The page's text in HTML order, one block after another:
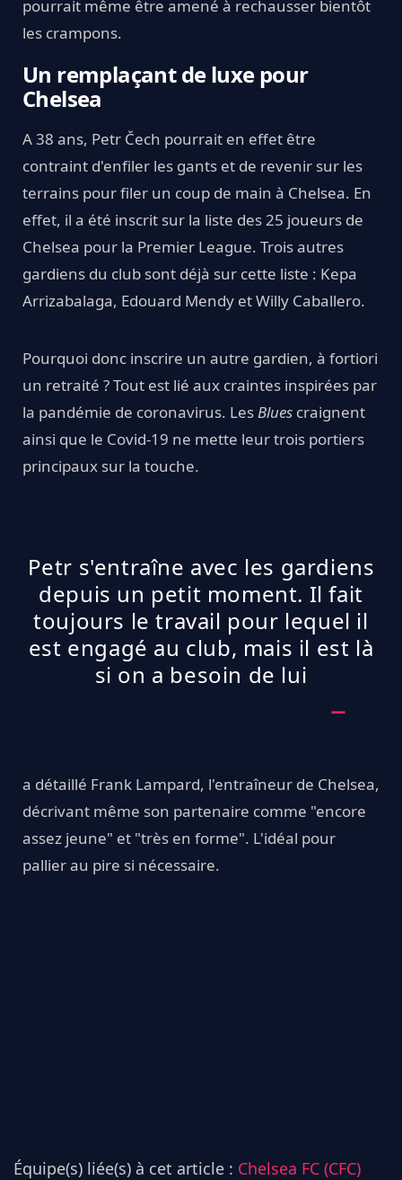
pourrait même être amené à rechausser bientôt
les crampons.
Un remplaçant de luxe pour
Chelsea
A 38 ans, Petr Čech pourrait en effet être
contraint d'enfiler les gants et de revenir sur les
terrains pour filer un coup de main à Chelsea. En
effet, il a été inscrit sur la liste des 25 joueurs de
Chelsea pour la Premier League. Trois autres
gardiens du club sont déjà sur cette liste : Kepa
Arrizabalaga, Edouard Mendy et Willy Caballero.
Pourquoi donc inscrire un autre gardien, à fortiori
un retraité ? Tout est lié aux craintes inspirées par
la pandémie de coronavirus. Les Blues craignent
ainsi que le Covid-19 ne mette leur trois portiers
principaux sur la touche.
Petr s'entraîne avec les gardiens
depuis un petit moment. Il fait
toujours le travail pour lequel il
est engagé au club, mais il est là
si on a besoin de lui
a détaillé Frank Lampard, l'entraîneur de Chelsea,
décrivant même son partenaire comme "encore
assez jeune" et "très en forme". L'idéal pour
pallier au pire si nécessaire.
Équipe(s) liée(s) à cet article : Chelsea FC (CFC)